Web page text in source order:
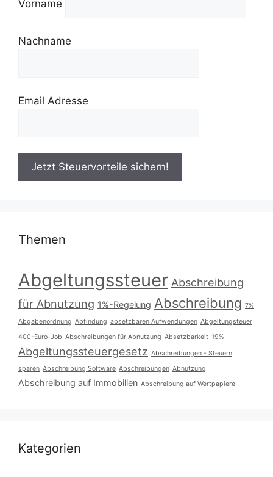
Vorname
Nachname
Email Adresse
Themen
Abgeltungssteuer Abschreibung
für Abnutzung 1%-Regelung Abschreibung 7%
Abgabenordnung Abfindung absetzbaren Aufwendungen Abgeltungsteuer
400-Euro-Job Abschreibungen für Abnutzung Absetzbarkeit 19%
Abgeltungssteuergesetz Abschreibungen - Steuern
sparen Abschreibung Software Abschreibungen Abnutzung
Abschreibung auf Immobilien Abschreibung auf Wertpapiere
Kategorien